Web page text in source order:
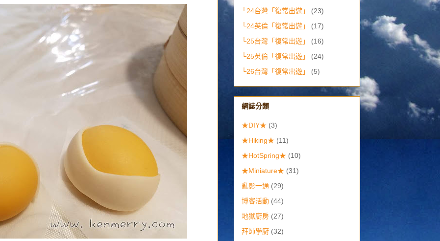
└24台灣「復常出遊」
(23)
└24英倫「復常出遊」
(17)
└25台灣「復常出遊」
(16)
└25英倫「復常出遊」
(24)
└26台灣「復常出遊」
(5)
網誌分類
★DIY★ (3)
★Hiking★ (11)
★HotSpring★ (10)
★Miniature★ (31)
亂影一通 (29)
博客活動 (44)
地獄廚房 (27)
拜師學廚 (32)